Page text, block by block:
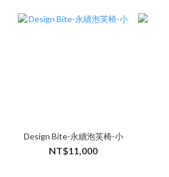
Design Bite-永續泡芙椅-小
NT$11,000